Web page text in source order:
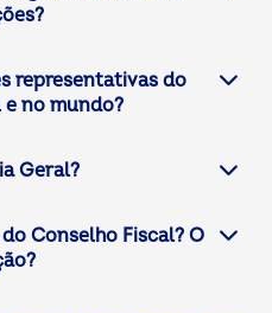
representativas do
no mundo?
Geral?
Conselho Fiscal? O